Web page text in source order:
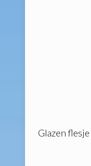
Glazen